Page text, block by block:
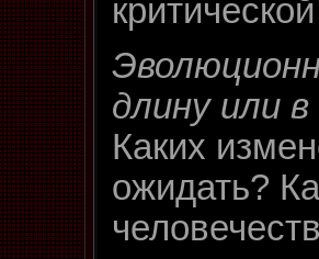
длину или
Каких
ожидать?